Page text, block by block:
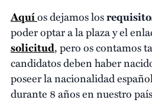
Aquíos dejamos los
poder optar a la plaza y el
solicitud, pero os contamos
candidatos deben haber
poseer la nacionalidad
durante 8 años en nuestro